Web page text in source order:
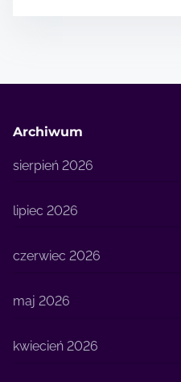
Archiwum
sierpień 2026
lipiec 2026
czerwiec 2026
maj 2026
kwiecień 2026